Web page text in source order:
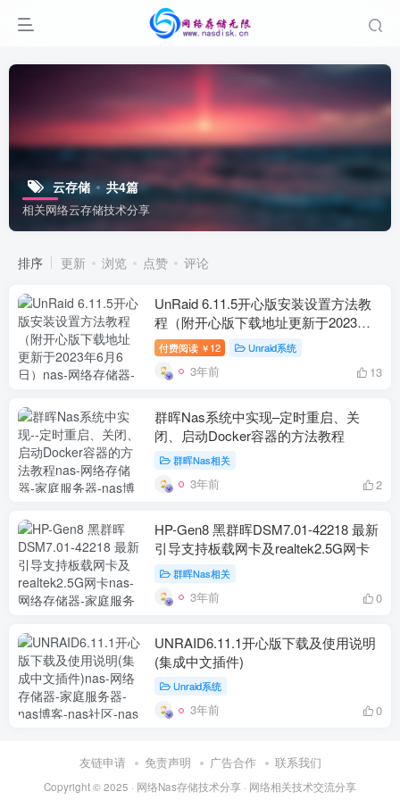
云存储 共4篇
相关网络云存储技术分享
排序 更新 浏览 点赞 评论
UnRaid 6.11.5开心版安装设置方法教
程（附开心版下载地址更新于2023年6
月6日）
付费阅读 ￥ 12 Unraid系统
3年前 13
群晖Nas系统中实现–定时重启、关
闭、启动Docker容器的方法教程
群晖Nas相关
3年前 2
HP-Gen8 黑群晖DSM7.01-42218 最新
引导支持板载网卡及realtek2.5G网卡
群晖Nas相关
3年前 0
UNRAID6.11.1开心版下载及使用说明
(集成中文插件)
Unraid系统
3年前 0
友链申请 免责声明 广告合作 联系我们
Copyright © 2025 · 网络Nas存储技术分享 · 网络相关技术交流分享